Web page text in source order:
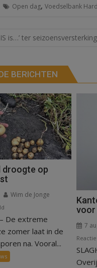
Open dag, Voedselbank
is…’ ter seizoensversterking
BERICHTEN
droogte op
Wim de Jonge
VIDEO
Invloed
op
aardappeloogst
– De extreme
zomer laat in de
na. Vooral...
voor
7